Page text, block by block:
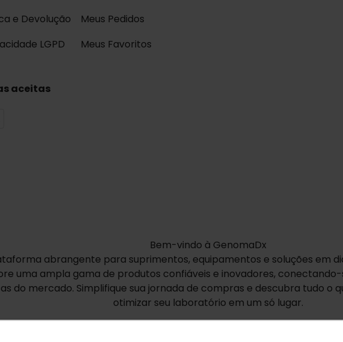
e Devolução
LGPD
Meus Pedidos
Meus Favoritos
aceitas
Bem-vindo à GenomaDx
abrangente para suprimentos, equipamentos e soluções em
uma ampla gama de produtos confiáveis e inovadores,
do mercado. Simplifique sua jornada de compras e descubra tudo o
otimizar seu laboratório em um só lugar.